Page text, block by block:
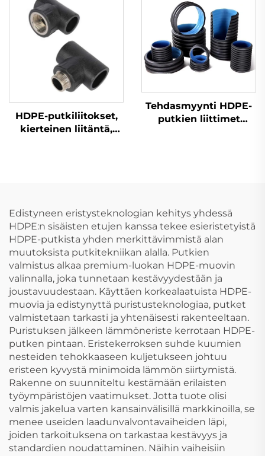
HDPE-putkiliitokset,
kierteinen liitäntä,
Tehdasmyynti HDPE-
putkien liittimet
Edistyneen eristysteknologian kehitys yhdessä
HDPE:n sisäisten etujen kanssa tekee esieristetyistä
HDPE-putkista yhden merkittävimmistä alan
muutoksista putkitekniikan alalla. Putkien
valmistus alkaa premium-luokan HDPE-muovin
valinnalla, joka tunnetaan kestävyydestään ja
joustavuudestaan. Käyttäen korkealaatuista HDPE-
muovia ja edistynyttä puristusteknologiaa, putket
valmistetaan tarkasti ja yhtenäisesti rakenteeltaan.
Puristuksen jälkeen lämmöneriste kerrotaan HDPE-
putken pintaan. Eristekerroksen suhde kuumien
nesteiden tehokkaaseen kuljetukseen johtuu
eristeen kyvystä minimoida lämmön siirtymistä.
Rakenne on suunniteltu kestämään erilaisten
työympäristöjen vaatimukset. Jotta tuote olisi
valmis jakelua varten kansainvälisillä markkinoilla, se
menee useiden laadunvalvontavaiheiden läpi,
joiden tarkoituksena on tarkastaa kestävyys ja
standardien noudattaminen. Näihin vaiheisiin